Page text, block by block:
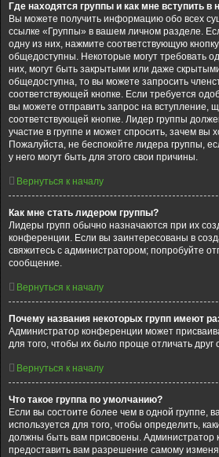
Где находятся группы и как мне вступить в
Вы можете получить информацию обо всех
ссылке «Группы» в вашем личном разделе.
одну из них, нажмите соответствующую
общедоступны. Некоторые могут требовать
них, могут быть закрытыми или даже
общедоступна, то вы можете запросить
соответствующей кнопке. Если требуется
вы можете отправить запрос на вступление,
соответствующей кнопке. Лидер группы
участие в группе и может спросить, зачем вы
Пожалуйста, не беспокойте лидера группы,
у него могут быть для этого свои причины.
Вернуться к началу
Как мне стать лидером группы?
Лидеры групп обычно назначаются при их
конференции. Если вы заинтересованы в
свяжитесь с администратором; попробуйте
сообщение.
Вернуться к началу
Почему названия некоторых групп имеют
Администратор конференции может
для того, чтобы их было проще отличать друг
Вернуться к началу
Что такое группа по умолчанию?
Если вы состоите более чем в одной группе,
используется для того, чтобы определить,
должны быть вам присвоены. Администратор
предоставить вам разрешение самому